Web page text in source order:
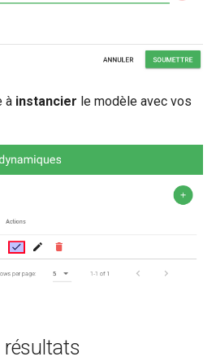
à instancier le modèle avec vos
résultats